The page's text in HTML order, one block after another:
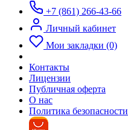
+7 (861) 266-43-66
Личный кабинет
Мои закладки (0)
Контакты
Лицензии
Публичная оферта
О нас
Политика безопасности